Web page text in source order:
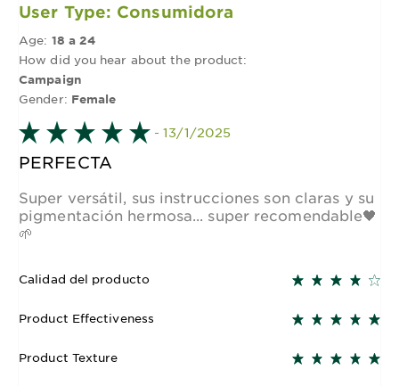
User Type: Consumidora
Age: 18 a 24
How did you hear about the product:
Campaign
Gender: Female
- 13/1/2025
PERFECTA
Super versátil, sus instrucciones son claras y su
pigmentación hermosa... super recomendable🖤
🌱
Calidad del producto
Product Effectiveness
Product Texture